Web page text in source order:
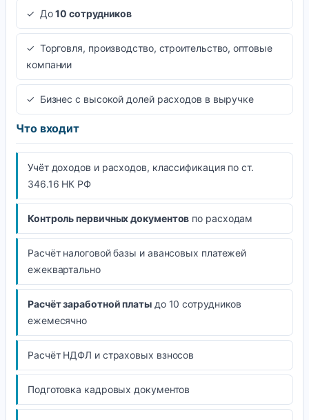
✓ До10 сотрудников
✓ Торговля, производство, строительство, оптовые
компании
✓ Бизнес с высокой долей расходов в выручке
Что входит
Учёт доходов и расходов, классификация по ст.
346.16 НК РФ
Контроль первичных документов по расходам
Расчёт налоговой базы и авансовых платежей
ежеквартально
Расчёт заработной платыдо 10 сотрудников
ежемесячно
Расчёт НДФЛ и страховых взносов
Подготовка кадровых документов